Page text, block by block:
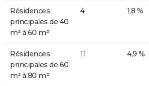
Résidences
principales de 40
m² à 60 m²
4 1,8 %
Résidences
principales de 60
m² à 80 m²
11 4,9 %